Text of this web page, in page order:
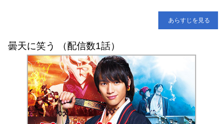
あらすじを見る
曇天に笑う （配信数1話）